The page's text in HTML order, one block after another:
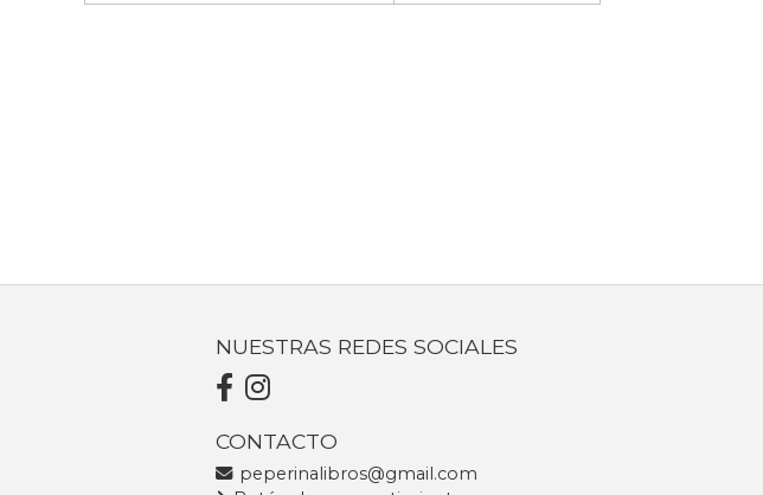
NUESTRAS REDES SOCIALES
CONTACTO
peperinalibros@gmail.com